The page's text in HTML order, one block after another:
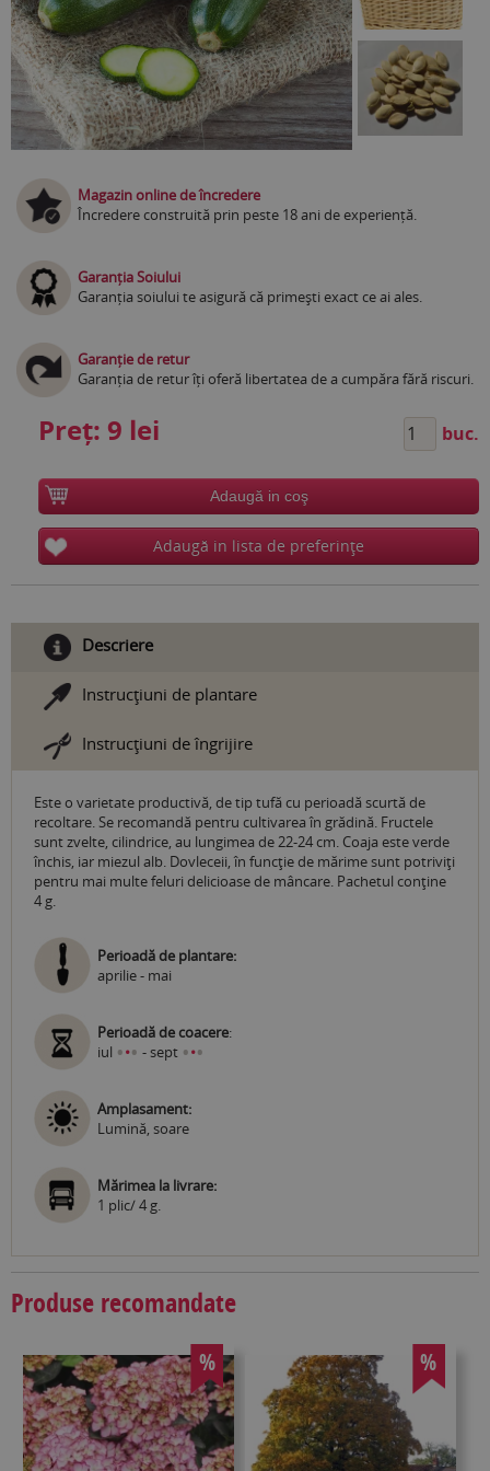
Magazin online de încredere
Încredere construită prin peste 18 ani de experiență.
Garanția Soiului
Garanția soiului te asigură că primești exact ce ai ales.
Garanție de retur
Garanția de retur îți oferă libertatea de a cumpăra fără riscuri.
Preț: 9 lei buc.
Adaugă in coş
Adaugă in lista de preferinţe
Descriere
Instrucţiuni de plantare
Instrucţiuni de îngrijire
Este o varietate productivă, de tip tufă cu perioadă scurtă de
recoltare. Se recomandă pentru cultivarea în grădină. Fructele
sunt zvelte, cilindrice, au lungimea de 22-24 cm. Coaja este verde
închis, iar miezul alb. Dovleceii, în funcţie de mărime sunt potriviţi
pentru mai multe feluri delicioase de mâncare. Pachetul conţine
4 g.
Perioadă de plantare:
aprilie - mai
Perioadă de coacere:
iul ••• - sept •••
Amplasament:
Lumină, soare
Mărimea la livrare:
1 plic/ 4 g.
Produse recomandate
% %